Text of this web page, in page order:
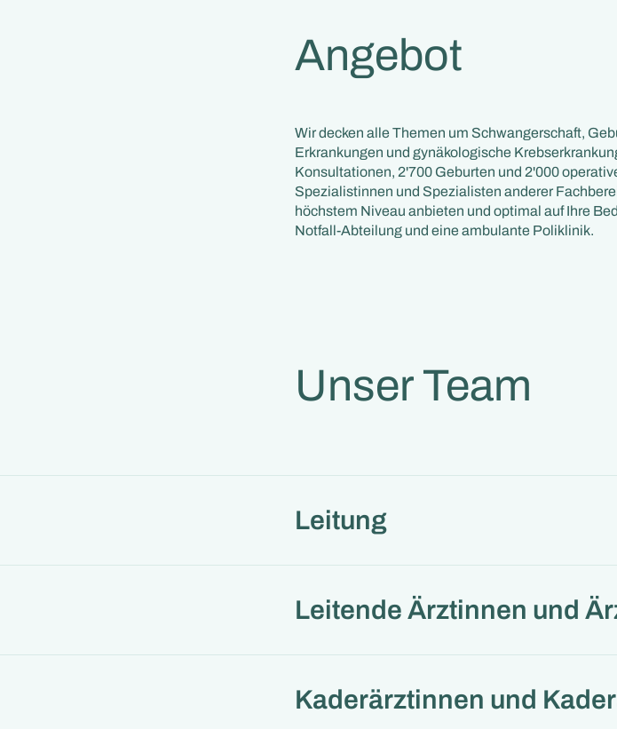
Angebot
Wir decken alle Themen um Schwangerschaft,
Erkrankungen und gynäkologische
Konsultationen, 2'700 Geburten und 2'000
Spezialistinnen und Spezialisten anderer
höchstem Niveau anbieten und optimal auf Ihre
Notfall-Abteilung und eine ambulante Poliklinik.
Unser Team
Leitung
Leitende Ärztinnen und
Kaderärztinnen und